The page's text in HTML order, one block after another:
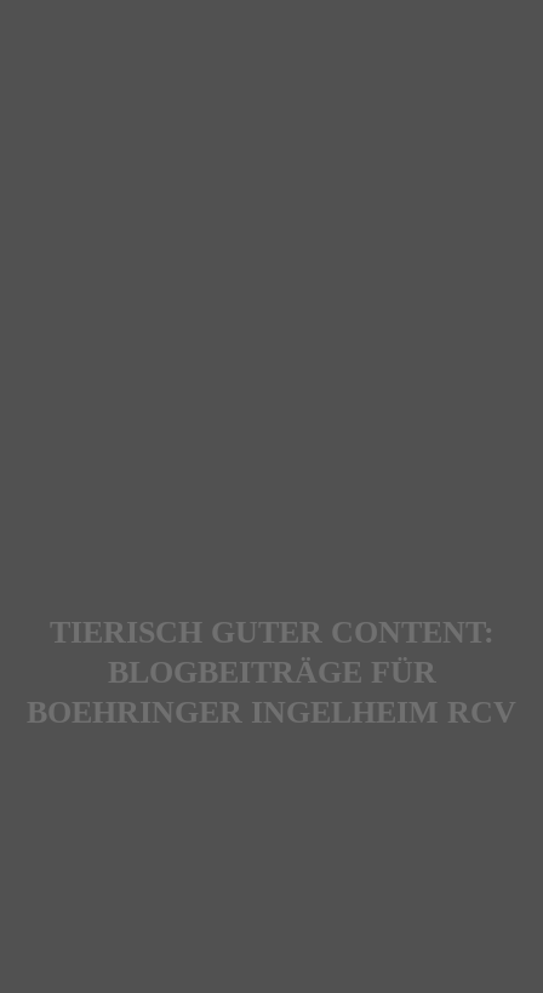
TIERISCH GUTER CONTENT:
BLOGBEITRÄGE FÜR
BOEHRINGER INGELHEIM RCV